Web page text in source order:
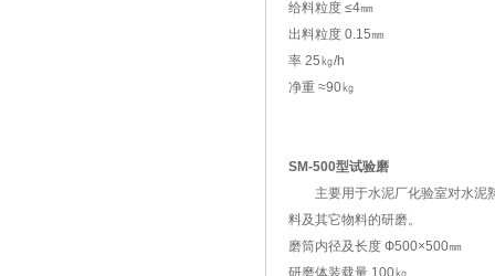
给料粒度 ≤4㎜
出料粒度 0.15㎜
率 25㎏/h
净重 ≈90㎏
SM-500型试验磨
主要用于水泥厂化验室对水泥
料及其它物料的研磨。
磨筒内径及长度 Ф500×500㎜
研磨体装载量 100㎏